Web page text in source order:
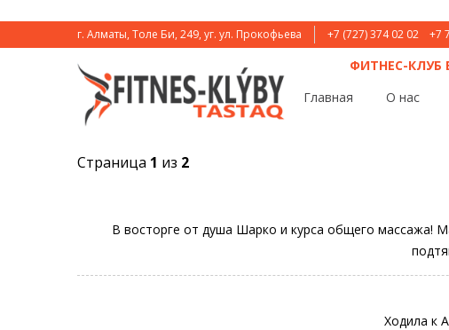
г. Алматы, Толе Би, 249, уг. ул. Прокофьева +7 (727) 374 02 02 +7
ФИТНЕС-
Главная
О нас
Страница 1 из 2
В восторге от душа Шарко и курса общего массажа!
Ходила к